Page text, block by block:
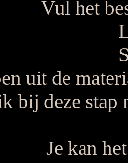
Vul het
uit de
bij deze stap
Je kan